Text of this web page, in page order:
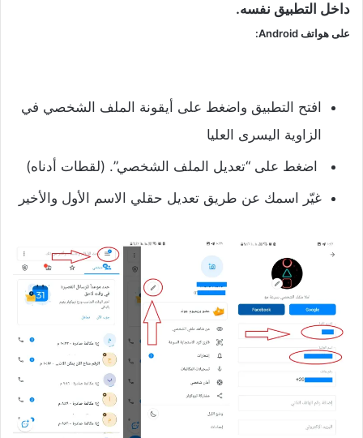
داخل التطبيق نفسه.
على هواتف Android:
افتح التطبيق واضغط على أيقونة الملف الشخصي في
الزاوية اليسرى العليا
اضغط على “تعديل الملف الشخصي”. (لقطات أدناه)
غيّر اسمك عن طريق تعديل حقلي الاسم الأول والأخير